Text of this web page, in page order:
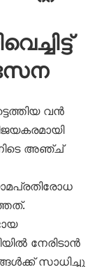
വൻ
അഞ്ച്
നേരിടാൻ
സാധിച്ചു